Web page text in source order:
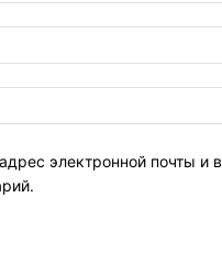
электронной почты и